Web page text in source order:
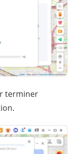
terminer